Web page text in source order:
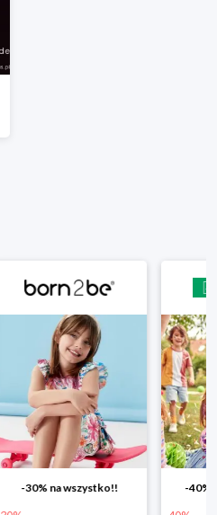
-30% na wszystko!! -40%